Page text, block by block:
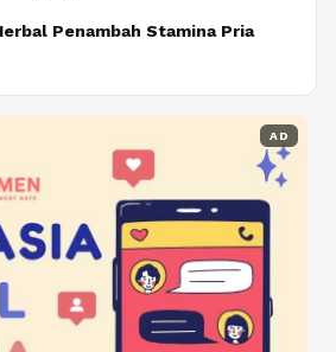
Penambah Stamina Pria
AD